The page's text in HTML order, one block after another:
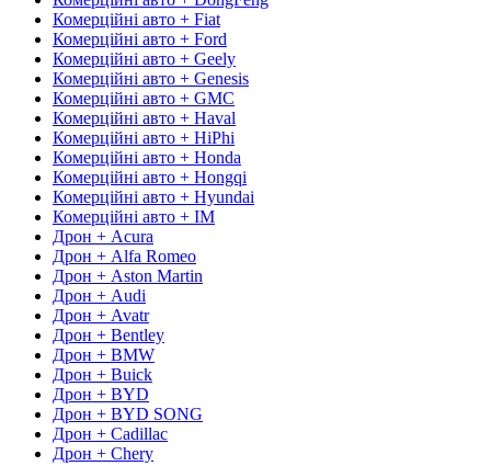
Комерційні авто + Fiat
Комерційні авто + Ford
Комерційні авто + Geely
Комерційні авто + Genesis
Комерційні авто + GMC
Комерційні авто + Haval
Комерційні авто + HiPhi
Комерційні авто + Honda
Комерційні авто + Hongqi
Комерційні авто + Hyundai
Комерційні авто + IM
Дрон + Acura
Дрон + Alfa Romeo
Дрон + Aston Martin
Дрон + Audi
Дрон + Avatr
Дрон + Bentley
Дрон + BMW
Дрон + Buick
Дрон + BYD
Дрон + BYD SONG
Дрон + Cadillac
Дрон + Chery